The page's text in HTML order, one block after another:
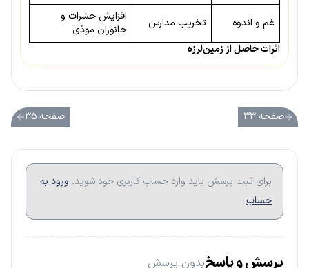
غم و اندوه تخریب مدارس
افزایش حشرات و
جانوران موذی
اثرات حاصل از زمین‌لرزه
صفحه ۳۳ صفحه ۳۵
برای ثبت پرسش باید وارد حساب کاربری خود شوید. ورود به
حساب
پرسش و پاسخبدون پرسش